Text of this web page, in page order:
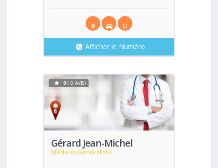
Afficher le Numéro
Gérard Jean-Michel
Médecin Généraliste
Voir
0 ( 0 AVIS)